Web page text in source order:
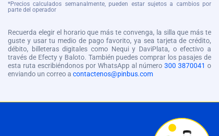
*Precios calculados semanalmente, pueden estar sujetos a cambios por
parte del operador
Recuerda elegir el horario que más te convenga, la silla que más te
guste y usar tu medio de pago favorito, ya sea tarjeta de crédito,
débito, billeteras digitales como Nequi y DaviPlata, o efectivo a
través de Efecty y Baloto. También puedes comprar los pasajes de
esta ruta escribiéndonos por WhatsApp al número 300 3870041 o
enviando un correo a contactenos@pinbus.com